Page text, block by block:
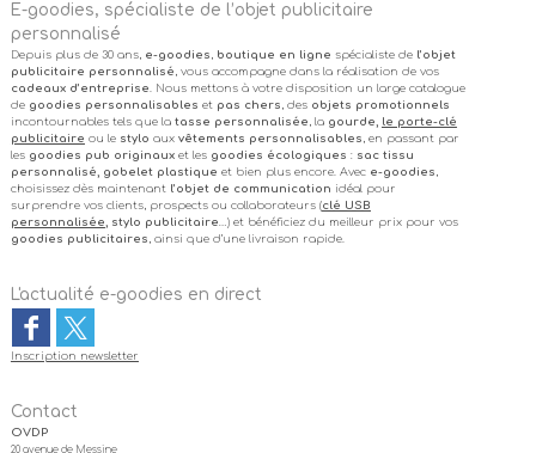
E-goodies, spécialiste de l’objet publicitaire
personnalisé
Depuis plus de 30 ans, e-goodies , boutique en ligne spécialiste de l’objet
publicitaire personnalisé , vous accompagne dans la réalisation de vos
cadeaux d’entreprise. Nous mettons à votre disposition un large catalogue
de goodies personnalisables et pas chers , des objets promotionnels
incontournables tels que la tasse personnalisée , la gourde, le porte-clé
publicitaire ou le stylo aux vêtements personnalisables , en passant par
les goodies pub originauxet les goodies écologiques : sac tissu
personnalisé, gobelet plastique et bien plus encore. Avec e-goodies ,
choisissez dès maintenant l’objet de communication idéal pour
surprendre vos clients, prospects ou collaborateurs (clé USB
personnalisée, stylo publicitaire…) et bénéficiez du meilleur prix pour vos
goodies publicitaires , ainsi que d’une livraison rapide.
L'actualité e-goodies en direct
Inscription newsletter
Contact
OVDP
20 avenue de Messine